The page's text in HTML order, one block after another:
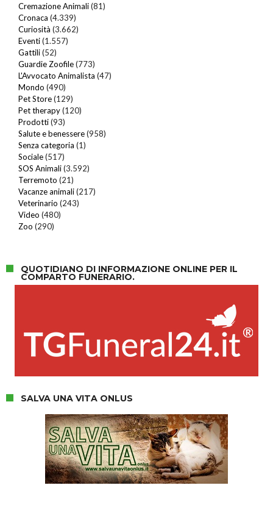
Cremazione Animali(81)
Cronaca (4.339)
Curiosità (3.662)
Eventi(1.557)
Gattili(52)
Guardie Zoofile(773)
L'Avvocato Animalista (47)
Mondo (490)
Pet Store(129)
Pet therapy(120)
Prodotti(93)
Salute e benessere(958)
Senza categoria (1)
Sociale(517)
SOS Animali(3.592)
Terremoto (21)
Vacanze animali(217)
Veterinario (243)
Video (480)
Zoo (290)
QUOTIDIANO DI INFORMAZIONE ONLINE PER IL
COMPARTO FUNERARIO.
SALVA UNA VITA ONLUS